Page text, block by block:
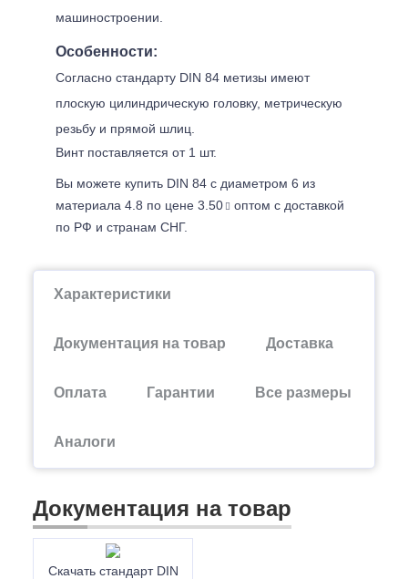
машиностроении.
Особенности:
Согласно стандарту DIN 84 метизы имеют
плоскую цилиндрическую головку, метрическую
резьбу и прямой шлиц.
Винт поставляется от 1 шт.
Вы можете купить DIN 84 с диаметром 6 из
материала 4.8 по цене 3.50
оптом с доставкой
по РФ и странам СНГ.
Характеристики
Документация на товар Доставка
Оплата Гарантии Все размеры
Аналоги
Документация на товар
Скачать стандарт DIN